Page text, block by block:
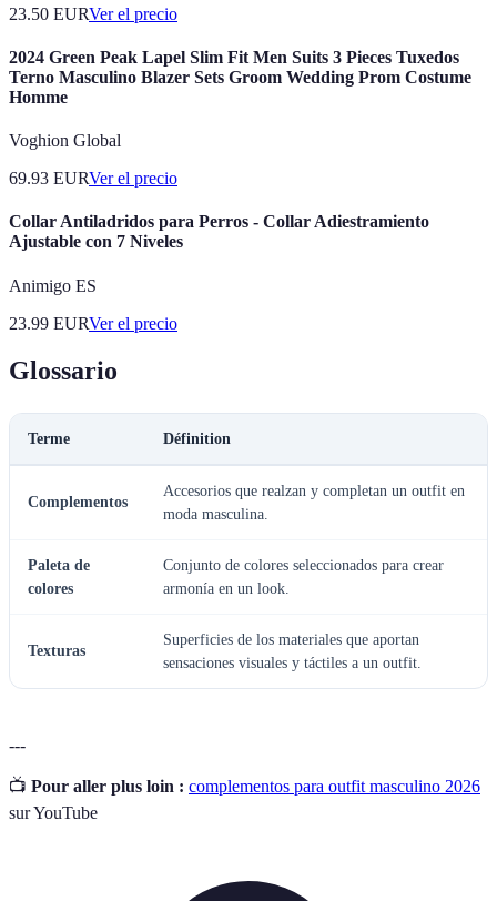
23.50 EURVer el precio
2024 Green Peak Lapel Slim Fit Men Suits 3 Pieces Tuxedos
Terno Masculino Blazer Sets Groom Wedding Prom Costume
Homme
Voghion Global
69.93 EURVer el precio
Collar Antiladridos para Perros - Collar Adiestramiento
Ajustable con 7 Niveles
Animigo ES
23.99 EURVer el precio
Glossario
Terme Définition
Complementos
Accesorios que realzan y completan un outfit en
moda masculina.
Paleta de
colores
Conjunto de colores seleccionados para crear
armonía en un look.
Texturas
Superficies de los materiales que aportan
sensaciones visuales y táctiles a un outfit.
---
📺 Pour aller plus loin : complementos para outfit masculino 2026
sur YouTube